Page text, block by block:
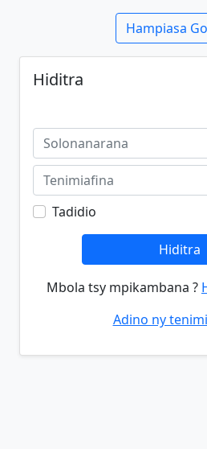
Hampiasa
Hiditra
Tadidio
Hiditra
Mbola tsy mpikambana ?
Adino ny